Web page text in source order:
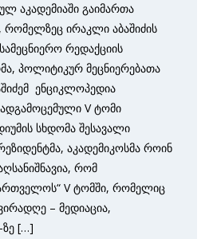
აკადემიაში გაიმართა
რომელზეც ირაკლი აბაშიძის
რედაქციის
პოლიტიკურ მეცნიერებათა
ენციკლოპედია
V ტომი
სხდომა შესავალი
აკადემიკოსმა როინ
რომ
V ტომში, რომელიც
– მედიაცია,
ზე […]